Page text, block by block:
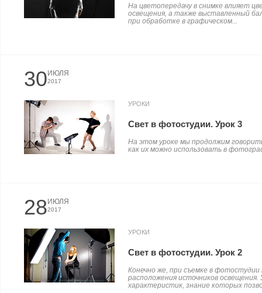
На цветопередачу в снимке влияет
освещения, а также выставленный
при обработке в графическом...
30 ИЮЛЯ
2017
УРОКИ
Свет в фотостудии. Урок 3
На этом уроке мы продолжим
как их можно использовать в
28 ИЮЛЯ
2017
УРОКИ
Свет в фотостудии. Урок 2
Конечно же, при съемке в
расположения источников
характеристик, знание которых